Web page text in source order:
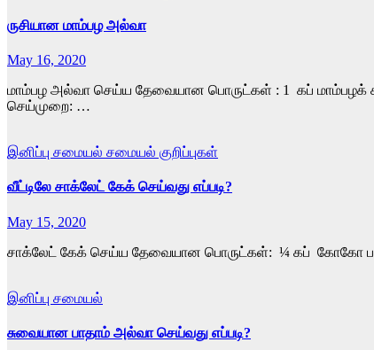
ருசியான மாம்பழ அல்வா
May 16, 2020
மாம்பழ அல்வா செய்ய தேவையான பொருட்கள் : 1 கப் மாம்பழக்
செய்முறை: …
இனிப்பு சமையல் சமையல் குறிப்புகள்
வீட்டிலே சாக்லேட் கேக் செய்வது எப்படி?
May 15, 2020
சாக்லேட் கேக் செய்ய தேவையான பொருட்கள்: ¼ கப் கோகோ
இனிப்பு சமையல்
சுவையான பாதாம் அல்வா செய்வது எப்படி?